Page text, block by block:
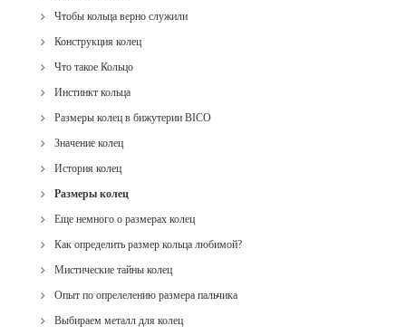
Чтобы кольца верно служили
Конструкция колец
Что такое Кольцо
Инстинкт кольца
Размеры колец в бижутерии BICO
Значение колец
История колец
Размеры колец
Еще немного о размерах колец
Как определить размер кольца любимой?
Мистические тайны колец
Опыт по опрелелению размера пальчика
Выбираем металл для колец